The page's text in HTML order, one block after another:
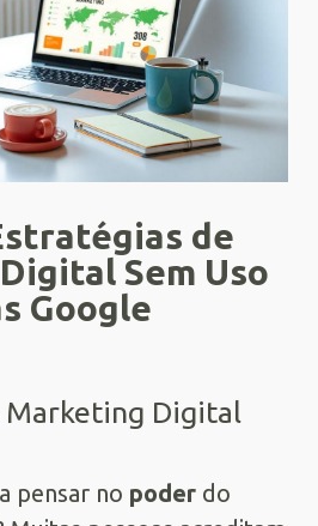
de
Sem Uso
Google
Marketing Digital
pensar no poder do